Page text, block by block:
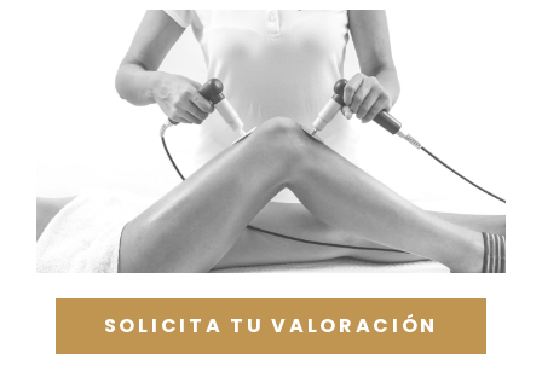
SOLICITA TU VALORACIÓN